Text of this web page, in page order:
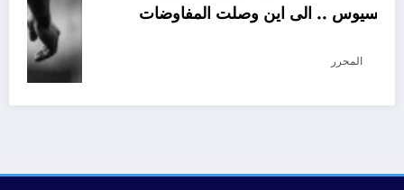
تجديد عقد فينيسيوس .. الى اين وصلت المفاوضات
أغسطس 5, 2026